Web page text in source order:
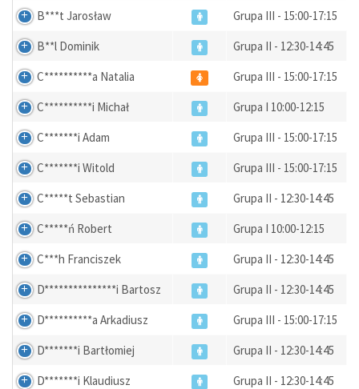
B***t Jarosław
Grupa III - 15:00-17:15
B**l Dominik
Grupa II - 12:30-14:45
C**********a Natalia
Grupa III - 15:00-17:15
C**********i Michał
Grupa I 10:00-12:15
C*******i Adam
Grupa III - 15:00-17:15
C*******i Witold
Grupa III - 15:00-17:15
C*****t Sebastian
Grupa II - 12:30-14:45
C*****ń Robert
Grupa I 10:00-12:15
C***h Franciszek
Grupa II - 12:30-14:45
D***************i Bartosz
Grupa II - 12:30-14:45
D**********a Arkadiusz
Grupa III - 15:00-17:15
D*******i Bartłomiej
Grupa II - 12:30-14:45
D*******i Klaudiusz
Grupa II - 12:30-14:45